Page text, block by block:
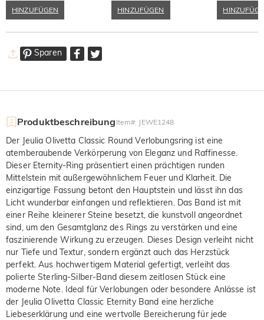
HINZUFÜGEN HINZUFÜGEN
Sparen
Produktbeschreibung Item#: JEWE1248
Der Jeulia Olivetta Classic Round Verlobungsring ist eine
atemberaubende Verkörperung von Eleganz und Raffinesse.
Dieser Eternity-Ring präsentiert einen prächtigen runden
Mittelstein mit außergewöhnlichem Feuer und Klarheit. Die
einzigartige Fassung betont den Hauptstein und lässt ihn das
Licht wunderbar einfangen und reflektieren. Das Band ist mit
einer Reihe kleinerer Steine besetzt, die kunstvoll angeordnet
sind, um den Gesamtglanz des Rings zu verstärken und eine
faszinierende Wirkung zu erzeugen. Dieses Design verleiht nicht
nur Tiefe und Textur, sondern ergänzt auch das Herzstück
perfekt. Aus hochwertigem Material gefertigt, verleiht das
polierte Sterling-Silber-Band diesem zeitlosen Stück eine
moderne Note. Ideal für Verlobungen oder besondere Anlässe ist
der Jeulia Olivetta Classic Eternity Band eine herzliche
Liebeserklärung und eine wertvolle Bereicherung für jede